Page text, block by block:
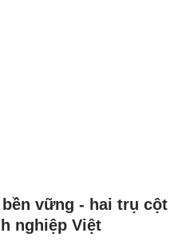
vững - hai trụ cột
nghiệp Việt